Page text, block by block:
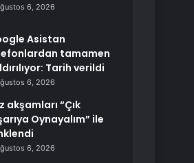
6, 2026
Asistan
tamamen
Tarih verildi
6, 2026
akşamları “Çık
Oynayalım” ile
6, 2026